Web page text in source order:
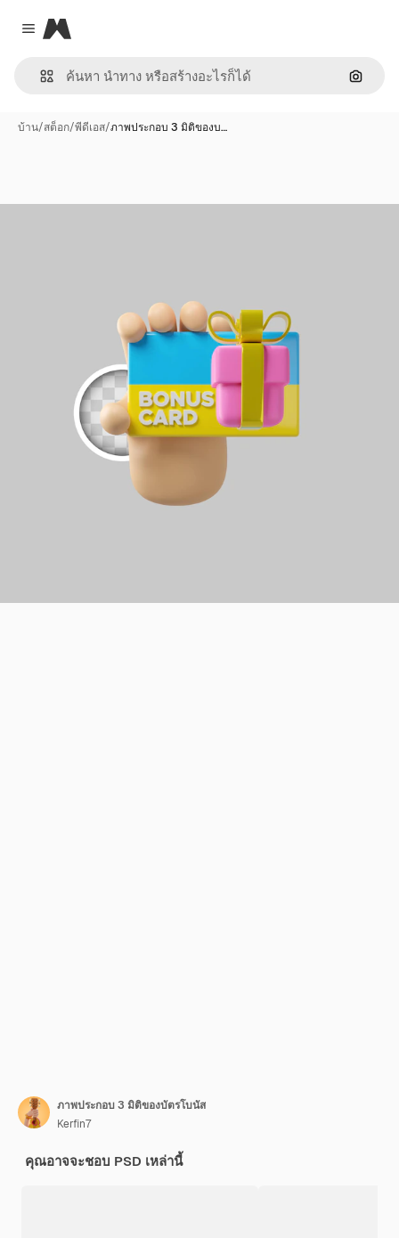
Close menu
Magnific
ค้นหา
บ้าน/สต็อก/พีดีเอส/ภาพประกอบ 3 มิติของบ…
ภาพประกอบ 3 มิติของบัตรโบนัส
Kerfin7
คุณอาจจะชอบ PSD เหล่านี้